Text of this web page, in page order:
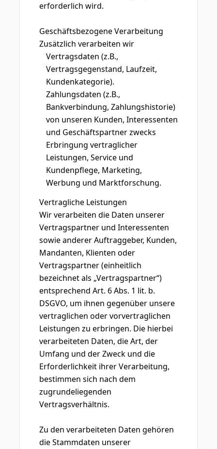
erforderlich wird.
Geschäftsbezogene Verarbeitung
Zusätzlich verarbeiten wir
Vertragsdaten (z.B.,
Vertragsgegenstand, Laufzeit,
Kundenkategorie).
Zahlungsdaten (z.B.,
Bankverbindung, Zahlungshistorie)
von unseren Kunden, Interessenten
und Geschäftspartner zwecks
Erbringung vertraglicher
Leistungen, Service und
Kundenpflege, Marketing,
Werbung und Marktforschung.
Vertragliche Leistungen
Wir verarbeiten die Daten unserer
Vertragspartner und Interessenten
sowie anderer Auftraggeber, Kunden,
Mandanten, Klienten oder
Vertragspartner (einheitlich
bezeichnet als „Vertragspartner“)
entsprechend Art. 6 Abs. 1 lit. b.
DSGVO, um ihnen gegenüber unsere
vertraglichen oder vorvertraglichen
Leistungen zu erbringen. Die hierbei
verarbeiteten Daten, die Art, der
Umfang und der Zweck und die
Erforderlichkeit ihrer Verarbeitung,
bestimmen sich nach dem
zugrundeliegenden
Vertragsverhältnis.
Zu den verarbeiteten Daten gehören
die Stammdaten unserer